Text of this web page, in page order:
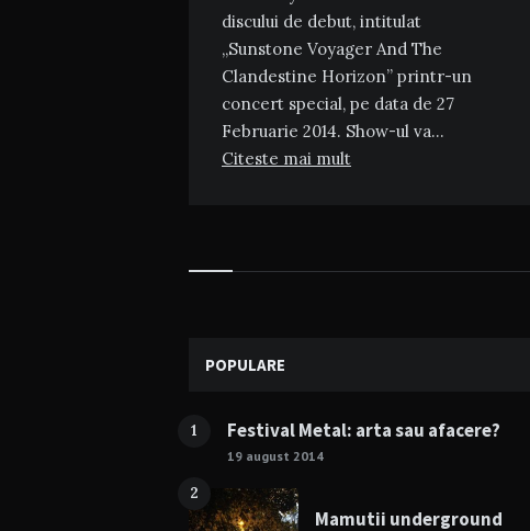
discului de debut, intitulat
„Sunstone Voyager And The
Clandestine Horizon” printr-un
concert special, pe data de 27
Februarie 2014. Show-ul va…
Citeste mai mult
Widgets
POPULARE
1 Festival Metal: arta sau afacere?
19 august 2014
2
Mamutii underground